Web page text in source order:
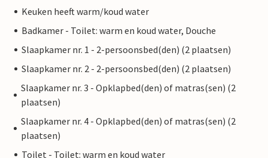
Keuken heeft warm/koud water
Badkamer - Toilet: warm en koud water, Douche
Slaapkamer nr. 1 - 2-persoonsbed(den) (2 plaatsen)
Slaapkamer nr. 2 - 2-persoonsbed(den) (2 plaatsen)
Slaapkamer nr. 3 - Opklapbed(den) of matras(sen) (2
plaatsen)
Slaapkamer nr. 4 - Opklapbed(den) of matras(sen) (2
plaatsen)
Toilet - Toilet: warm en koud water